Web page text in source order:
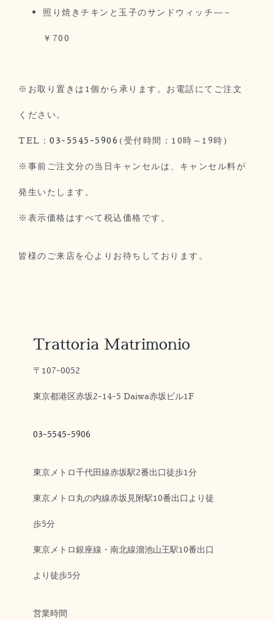
照り焼きチキンと玉子のサンドウィッチ—–
￥700
※お取り置きは1個から承ります。お電話にてご注文
ください。
TEL： 03-5545-5906 (受付時間：10時～19時)
※事前ご注文分の当日キャンセルは、キャンセル料が
発生いたします。
※表示価格はすべて税込価格です。
皆様のご来店を心よりお待ちしております。
Trattoria Matrimonio
〒107-0052
東京都港区赤坂2-14-5 Daiwa赤坂ビル1F
03-5545-5906
東京メトロ千代田線赤坂駅2番出口徒歩1分
東京メトロ丸の内線赤坂見附駅10番出口より徒
歩5分
東京メトロ銀座線・南北線溜池山王駅10番出口
より徒歩5分
営業時間